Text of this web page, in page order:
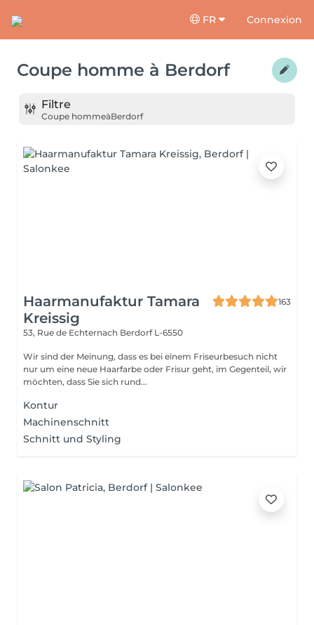
FR Connexion
Coupe homme à Berdorf
Filtre
Coupe hommeàBerdorf
Haarmanufaktur Tamara
Kreissig
163
53, Rue de Echternach Berdorf L-6550
Wir sind der Meinung, dass es bei einem Friseurbesuch nicht
nur um eine neue Haarfarbe oder Frisur geht, im Gegenteil, wir
möchten, dass Sie sich rund...
Kontur
Machinenschnitt
Schnitt und Styling